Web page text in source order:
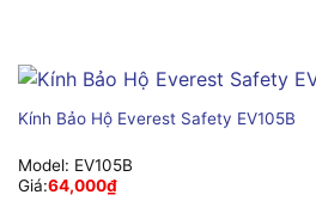
Kính Bảo Hộ Everest Safety EV105B
Model: EV105B
Giá:64,000₫